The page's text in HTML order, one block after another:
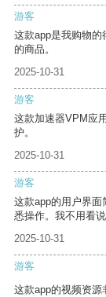
游客
这款app是我购物
的商品。
2025-10-31
游客
这款加速器VPM应
护。
2025-10-31
游客
这款app的用户界
悉操作。我不用看
2025-10-31
游客
这款app的视频资源